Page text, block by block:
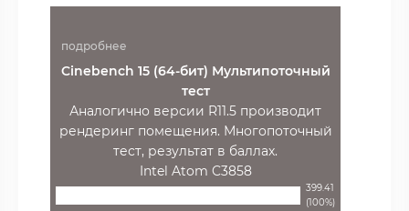
подробнее
Cinebench 15 (64-бит) Мультипоточный
тест
Аналогично версии R11.5 производит
рендеринг помещения. Многопоточный
тест, результат в баллах.
Intel Atom C3858
399.41
(100%)